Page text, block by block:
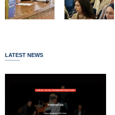
LATEST NEWS